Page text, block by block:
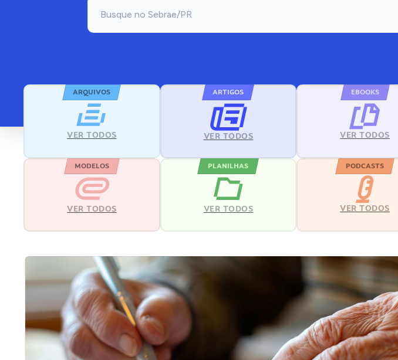
ARQUIVOS
VER TODOS
ARTIGOS
VER TODOS
EBOOKS
VER TODOS
MODELOS
VER TODOS
PLANILHAS
VER TODOS
PODCASTS
VER TODOS